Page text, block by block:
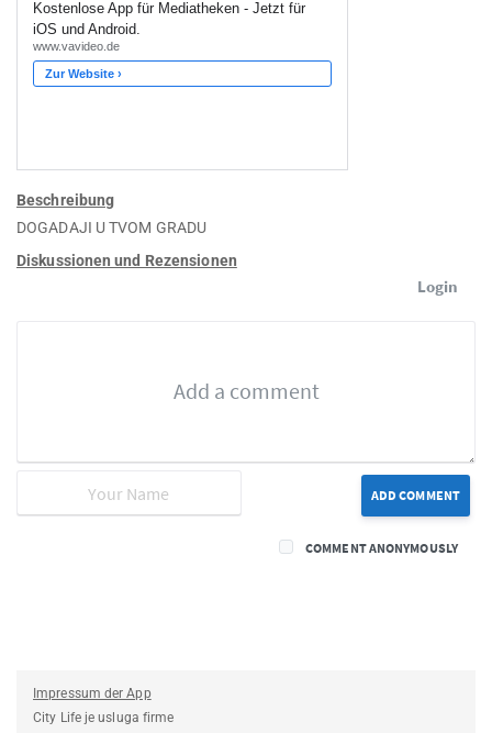
Beschreibung
DOGADAJI U TVOM GRADU
Diskussionen und Rezensionen
Login
ADD COMMENT
COMMENT ANONYMOUSLY
Impressum der App
City Life je usluga firme